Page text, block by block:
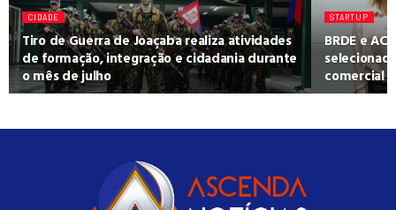
CIDADE
Tiro de Guerra de Joaçaba realiza atividades
de formação, integração e cidadania durante
o mês de julho
STARTUP
BRDE e
comercial